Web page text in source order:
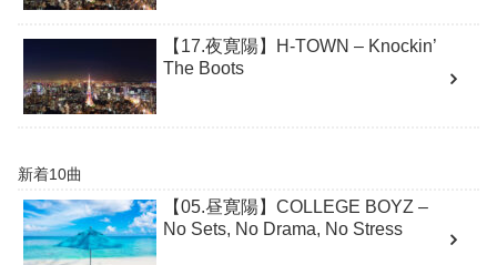
【17.夜寛陽】H-TOWN – Knockin’
The Boots
新着10曲
【05.昼寛陽】COLLEGE BOYZ –
No Sets, No Drama, No Stress